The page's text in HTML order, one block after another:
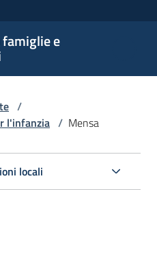
e
/
l'infanzia / Mensa
locali